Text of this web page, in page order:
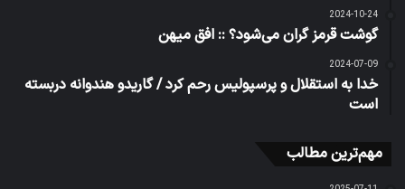
2024-10-24
گوشت قرمز گران می‌شود؟ :: افق میهن
2024-07-09
خدا به استقلال و پرسپولیس رحم کرد / گاریدو هندوانه دربسته
است
مهم‌ترین مطالب